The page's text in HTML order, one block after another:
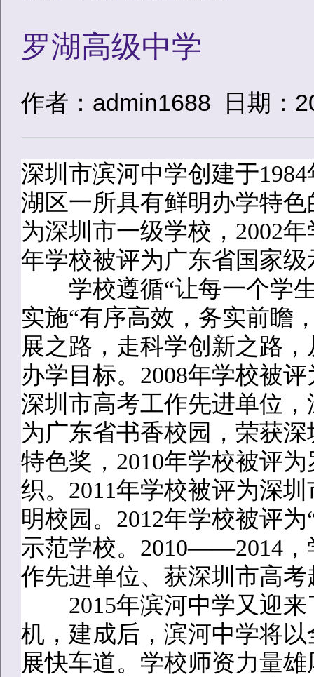
罗湖高级中学
作者：admin1688 日期：
深圳市滨河中学创建于
湖区一所具有鲜明办学特
为深圳市一级学校，2002
年学校被评为广东省国家
学校遵循“让每一个学生
实施“有序高效，务实前瞻
展之路，走科学创新之路
办学目标。2008年学校被
深圳市高考工作先进单位
为广东省书香校园，荣获
特色奖，2010年学校被评
织。2011年学校被评为深
明校园。2012年学校被评
示范学校。2010——2014，
作先进单位、获深圳市高考
2015年滨河中学又迎来
机，建成后，滨河中学将
展快车道。学校师资力量